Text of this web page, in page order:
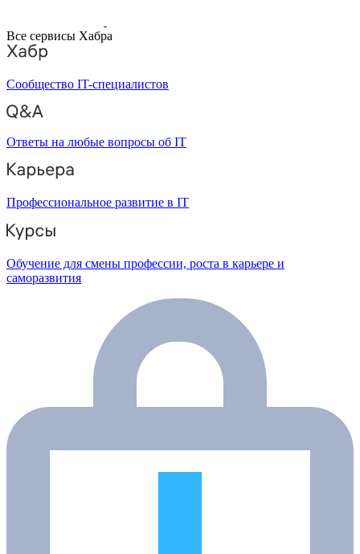
Все сервисы Хабра
Сообщество IT-специалистов
Ответы на любые вопросы об IT
Профессиональное развитие в IT
Обучение для смены профессии, роста в карьере и
саморазвития